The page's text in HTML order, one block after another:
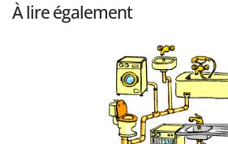
À lire également